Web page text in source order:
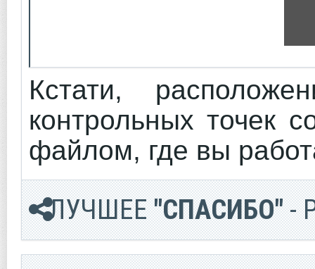
Кстати,
контрольных точек
файлом, где вы
ЛУЧШЕЕ "СПАСИБО" -